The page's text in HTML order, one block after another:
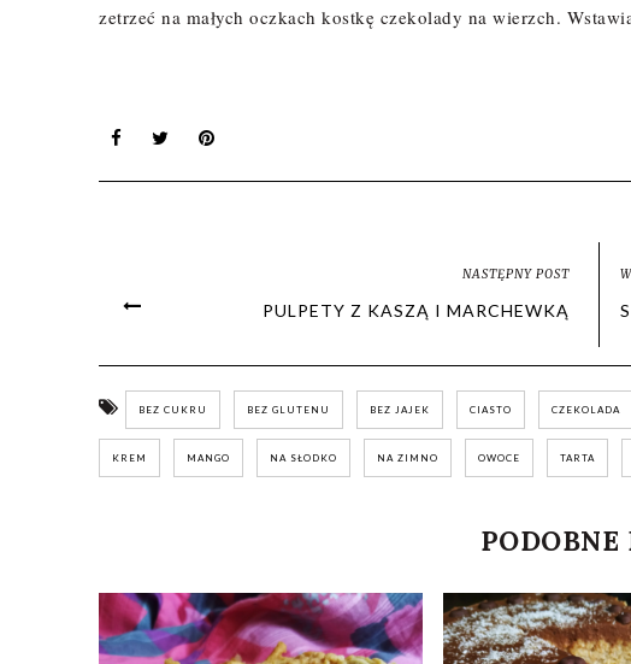
zetrzeć na małych oczkach kostkę czekolady na wierzch.
NASTĘPNY POST
PULPETY Z KASZĄ I MARCHEWKĄ
BEZ CUKRU BEZ GLUTENU BEZ JAJEK CIASTO CZEKOLADA
KREM MANGO NA SŁODKO NA ZIMNO OWOCE TARTA
PODOBNE